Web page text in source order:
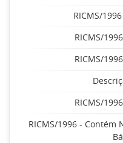
RICMS/
RICMS/
RICMS/
RICMS/
RICMS/1996 - Contém